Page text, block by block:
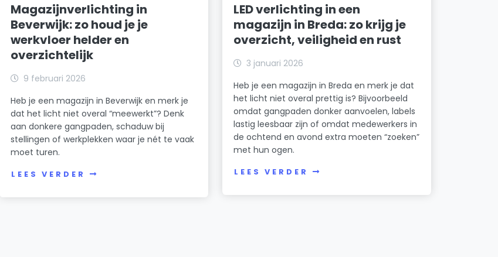
Magazijnverlichting in
Beverwijk: zo houd je je
werkvloer helder en
overzichtelijk
9 februari 2026
Heb je een magazijn in Beverwijk en merk je
dat het licht niet overal “meewerkt”? Denk
aan donkere gangpaden, schaduw bij
stellingen of werkplekken waar je nét te vaak
moet turen.
LEES VERDER
LED verlichting in een
magazijn in Breda: zo krijg je
overzicht, veiligheid en rust
3 januari 2026
Heb je een magazijn in Breda en merk je dat
het licht niet overal prettig is? Bijvoorbeeld
omdat gangpaden donker aanvoelen, labels
lastig leesbaar zijn of omdat medewerkers in
de ochtend en avond extra moeten “zoeken”
met hun ogen.
LEES VERDER